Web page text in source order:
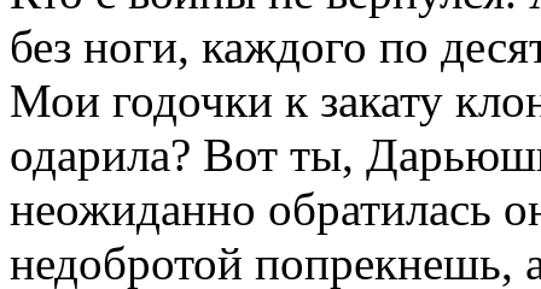
без ноги, каждого по
Мои годочки к закату
одарила? Вот ты,
неожиданно обратилась
недобротой попрекнешь,